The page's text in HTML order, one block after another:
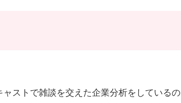
ャストで雑談を交えた企業分析をしているの